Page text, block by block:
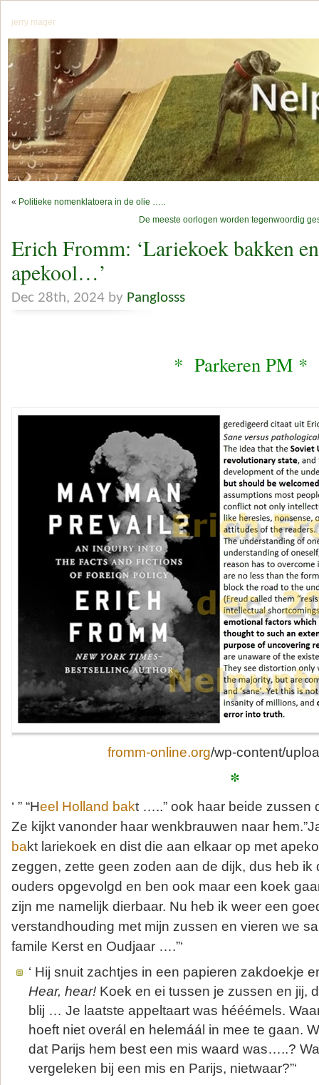
jerry mager
« Politieke nomenklatoera in de olie …..
De meeste oorlogen worden tegenwoordig
Erich Fromm: ‘Lariekoek bakken
apekool…’
Dec 28th, 2024 by Panglosss
* Parkeren PM *
fromm-online.org/wp-content/
*
‘ ” “Heel Holland bakt …..” ook haar beide zussen
Ze kijkt vanonder haar wenkbrauwen naar
bakt lariekoek en dist die aan elkaar op met
zeggen, zette geen zoden aan de dijk, dus heb ik
ouders opgevolgd en ben ook maar een koek
zijn me namelijk dierbaar. Nu heb ik weer een
verstandhouding met mijn zussen en vieren we
famile Kerst en Oudjaar ….”‘
‘ Hij snuit zachtjes in een papieren zakdoekje
Hear, hear! Koek en ei tussen je zussen en jij,
blij … Je laatste appeltaart was hééémels.
hoeft niet overál en helemáál in mee te gaan.
dat Parijs hem best een mis waard was…..?
vergeleken bij een mis en Parijs, nietwaar?”‘